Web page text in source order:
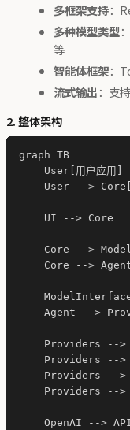
多框架支持：
多种模型类型
等
智能体框架：
流式输出：支
2. 整体架构
graph TB
User[用户应用
User -->
    UI --> Core
Core -->
Core -->
ModelInterface
Agent -->
Providers -->
Providers -->
Providers -->
Providers -->
OpenAI -->